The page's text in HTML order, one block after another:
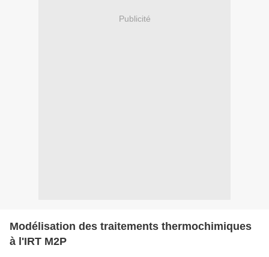
Publicité
Modélisation des traitements thermochimiques
à l'IRT M2P